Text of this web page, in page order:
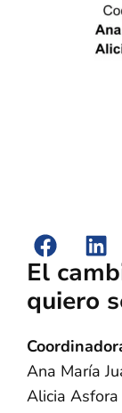
El
quiero
Ana María
Alicia Asfora